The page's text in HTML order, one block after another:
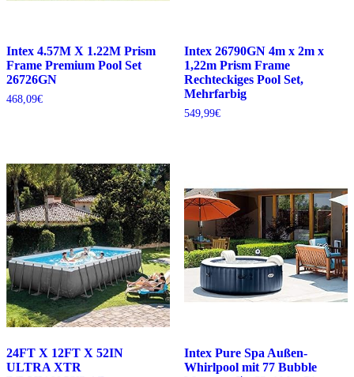
Intex 4.57M X 1.22M Prism
Frame Premium Pool Set
26726GN
468,09€
Intex 26790GN 4m x 2m x
1,22m Prism Frame
Rechteckiges Pool Set,
Mehrfarbig
549,99€
24FT X 12FT X 52IN
ULTRA XTR
Intex Pure Spa Außen-
Whirlpool mit 77 Bubble